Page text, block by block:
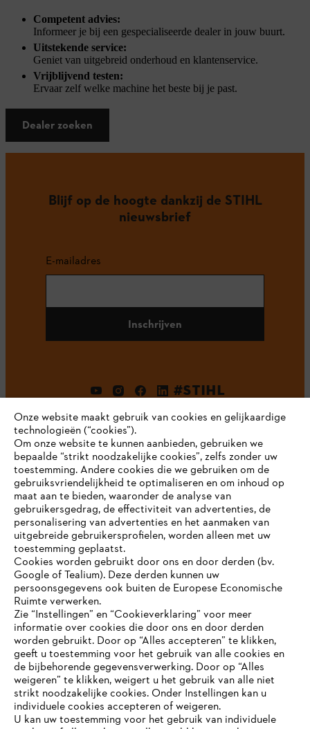
Competent advies:
Informeer je bij een gespecialiseerde dealer in jouw buurt.
Uitstekende service:
Geniet van uitgebreid onderhoud en klantenservice.
Vrijblijvend testen:
Ervaar zelf welke machine het beste bij je past.
Dealer zoeken
Blijf op de hoogte dankzij de STIHL
nieuwsbrief
E-mailadres
Inschrijven
#STIHL
Bedrijf
STIHL FAQ
Contact
Gegevensbescherming Impressum
JE BROWSER WORDT NIET
ONDERSTEUND
Je gebruikt een browser die we nog niet ondersteunen. Om
onze website optimaal te kunnen gebruiken, raden we aan dat
je overschakelt op één van de volgende browsers:
Onze website maakt gebruik van cookies en gelijkaardige
technologieën (“cookies”).
Om onze website te kunnen aanbieden, gebruiken we
bepaalde “strikt noodzakelijke cookies”, zelfs zonder uw
toestemming. Andere cookies die we gebruiken om de
gebruiksvriendelijkheid te optimaliseren en om inhoud op
maat aan te bieden, waaronder de analyse van
gebruikersgedrag, de effectiviteit van advertenties, de
personalisering van advertenties en het aanmaken van
uitgebreide gebruikersprofielen, worden alleen met uw
toestemming geplaatst.
Cookies worden gebruikt door ons en door derden (bv.
Google of Tealium). Deze derden kunnen uw
persoonsgegevens ook buiten de Europese Economische
Ruimte verwerken.
Zie “Instellingen” en “Cookieverklaring” voor meer
informatie over cookies die door ons en door derden
worden gebruikt. Door op “Alles accepteren” te klikken,
geeft u toestemming voor het gebruik van alle cookies en
de bijbehorende gegevensverwerking. Door op “Alles
weigeren” te klikken, weigert u het gebruik van alle niet
strikt noodzakelijke cookies. Onder Instellingen kan u
individuele cookies accepteren of weigeren.
U kan uw toestemming voor het gebruik van individuele